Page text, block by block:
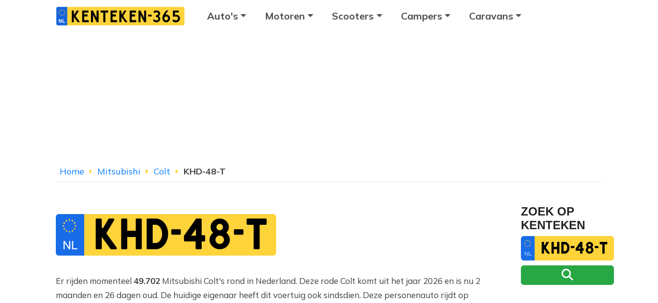
Auto's Motoren Scooters Campers Caravans
Home Mitsubishi Colt KHD-48-T
KHD-48-T
Er rijden momenteel 49.702 Mitsubishi Colt's rond in Nederland. Deze rode Colt komt uit het jaar 2026 en is nu 2
maanden en 26 dagen oud. De huidige eigenaar heeft dit voertuig ook sindsdien. Deze personenauto rijdt op
ZOEK OP
KENTEKEN
NL